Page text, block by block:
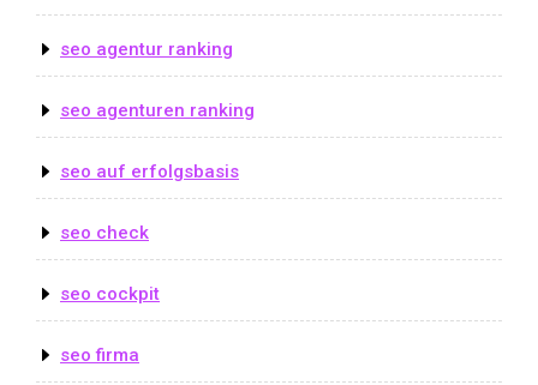
seo agentur ranking
seo agenturen ranking
seo auf erfolgsbasis
seo check
seo cockpit
seo firma